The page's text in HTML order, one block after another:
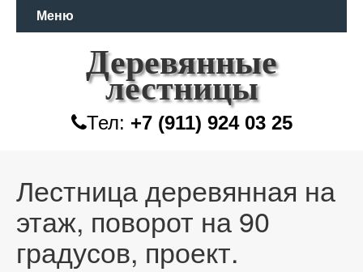
Меню
Деревянные
лестницы
Тел: +7 (911) 924 03 25
Лестница деревянная на
этаж, поворот на 90
градусов, проект.